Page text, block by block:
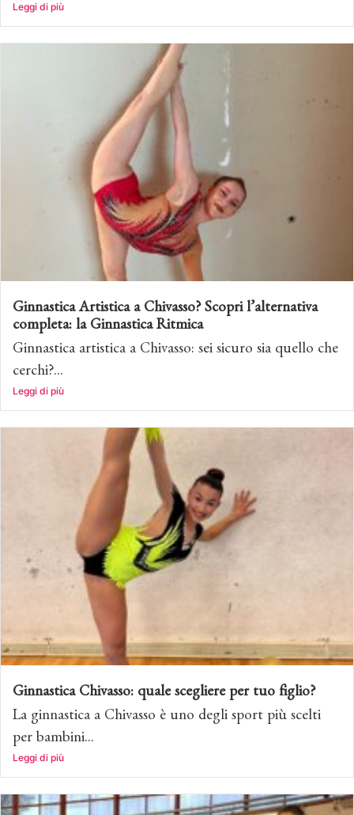
Leggi di più
Ginnastica Artistica a Chivasso? Scopri l’alternativa
completa: la Ginnastica Ritmica
Ginnastica artistica a Chivasso: sei sicuro sia quello che
cerchi?...
Leggi di più
Ginnastica Chivasso: quale scegliere per tuo figlio?
La ginnastica a Chivasso è uno degli sport più scelti
per bambini...
Leggi di più